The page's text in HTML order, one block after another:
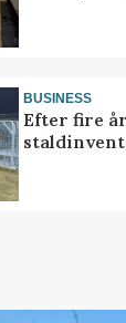
BUSINESS
Efter fire